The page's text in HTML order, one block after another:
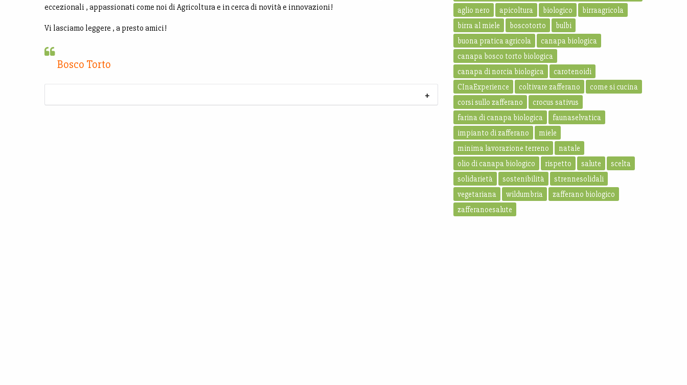
eccezionali , appassionati come noi di Agricoltura e in cerca di novità e innovazioni!
Vi lasciamo leggere , a presto amici!
Bosco Torto
aglio nero
apicoltura biologico
birraagricola
birra al miele
boscotorto
bulbi
buona pratica agricola
canapa biologica
canapa bosco torto biologica
canapa di norcia biologica
carotenoidi
CInaExperience
coltivare zafferano
come si cucina
corsi sullo zafferano
crocus sativus
farina di canapa biologica
faunaselvatica
impianto di zafferano
miele
minima lavorazione terreno
natale
olio di canapa biologico
rispetto salute
scelta
solidarietà
sostenibilità
strennesolidali
vegetariana
wildumbria
zafferano biologico
zafferanoesalute